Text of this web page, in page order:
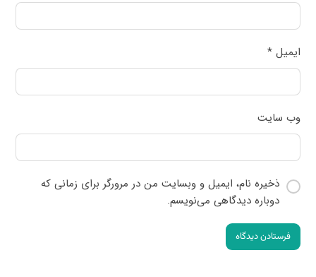
ایمیل*
وب‌ سایت
ذخیره نام، ایمیل و وبسایت من در مرورگر برای زمانی که
دوباره دیدگاهی می‌نویسم.
فرستادن دیدگاه